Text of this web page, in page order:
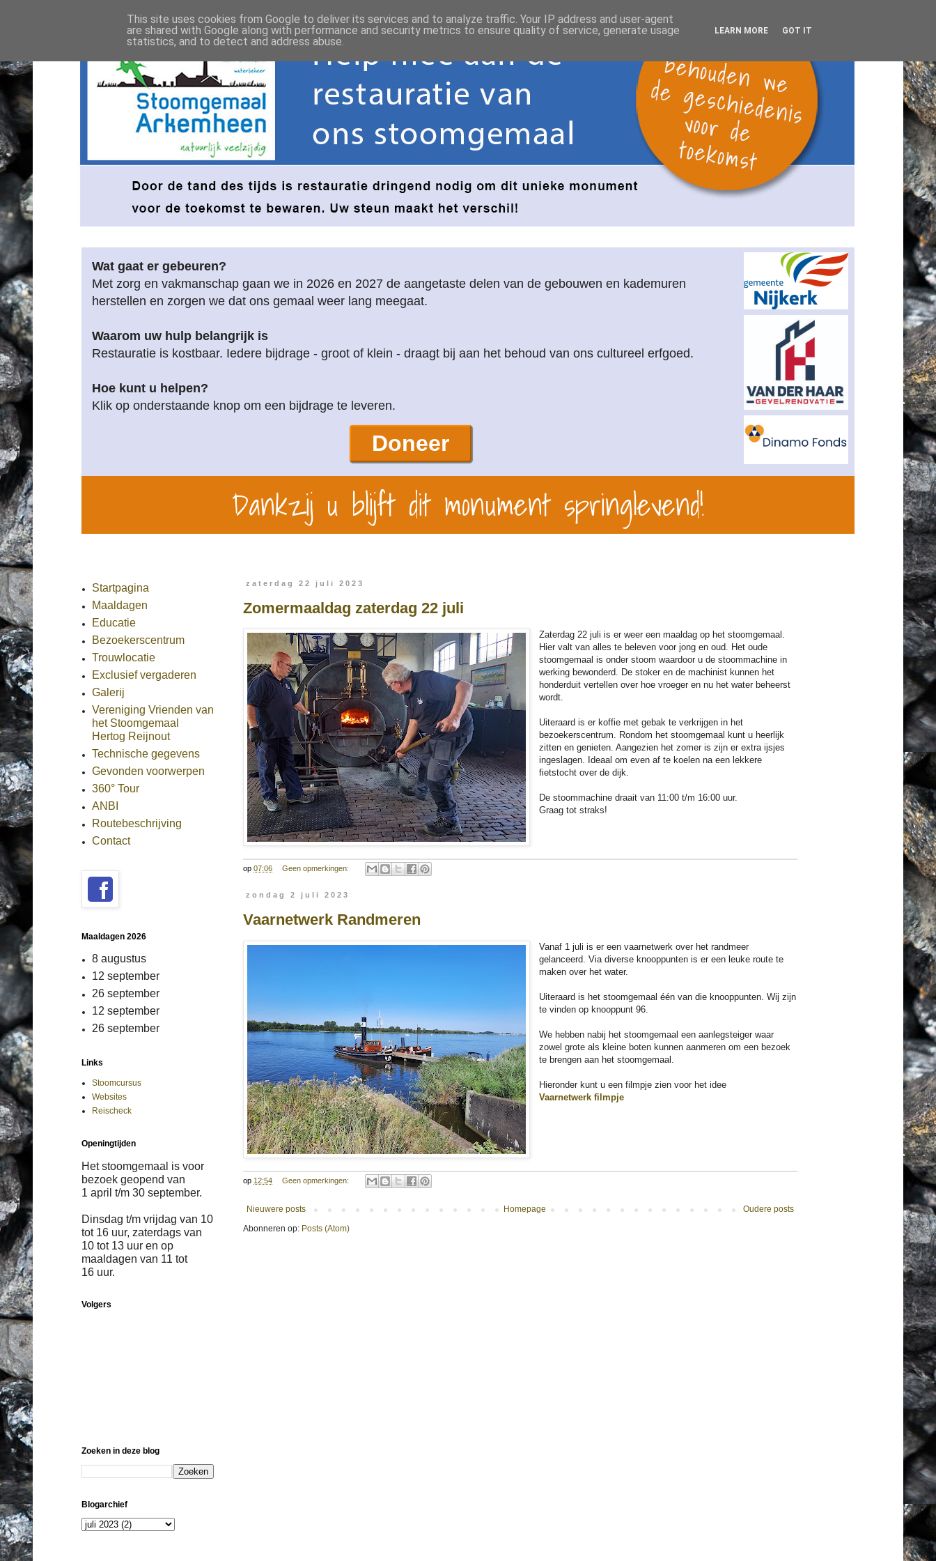
Wat gaat er gebeuren?
Met zorg en vakmanschap gaan we in 2026 en 2027 de aangetaste delen van de gebouwen en kademuren
herstellen en zorgen we dat ons gemaal weer lang meegaat.
Waarom uw hulp belangrijk is
Restauratie is kostbaar. Iedere bijdrage - groot of klein - draagt bij aan het behoud van ons cultureel erfgoed.
Hoe kunt u helpen?
Klik op onderstaande knop om een bijdrage te leveren.
Doneer
Dankzij u blijft dit monument springlevend!
zaterdag 22 juli 2023
Zomermaaldag zaterdag 22 juli
Zaterdag 22 juli is er weer een maaldag op het stoomgemaal.
Hier valt van alles te beleven voor jong en oud. Het oude
stoomgemaal is onder stoom waardoor u de stoommachine in
werking bewonderd. De stoker en de machinist kunnen het
honderduit vertellen over hoe vroeger en nu het water beheerst
wordt.
Uiteraard is er koffie met gebak te verkrijgen in het
bezoekerscentrum. Rondom het stoomgemaal kunt u heerlijk
zitten en genieten. Aangezien het zomer is zijn er extra ijsjes
ingeslagen. Ideaal om even af te koelen na een lekkere
fietstocht over de dijk.
De stoommachine draait van 11:00 t/m 16:00 uur.
Graag tot straks!
op 07:06 Geen opmerkingen:
zondag 2 juli 2023
Vaarnetwerk Randmeren
Vanaf 1 juli is er een vaarnetwerk over het randmeer
gelanceerd. Via diverse knooppunten is er een leuke route te
maken over het water.
Uiteraard is het stoomgemaal één van die knooppunten. Wij zijn
te vinden op knooppunt 96.
We hebben nabij het stoomgemaal een aanlegsteiger waar
zowel grote als kleine boten kunnen aanmeren om een bezoek
te brengen aan het stoomgemaal.
Hieronder kunt u een filmpje zien voor het idee
Vaarnetwerk filmpje
op 12:54 Geen opmerkingen:
Nieuwere posts Oudere posts
Homepage
Abonneren op: Posts (Atom)
Startpagina
Maaldagen
Educatie
Bezoekerscentrum
Trouwlocatie
Exclusief vergaderen
Galerij
Vereniging Vrienden van
het Stoomgemaal
Hertog Reijnout
Technische gegevens
Gevonden voorwerpen
360° Tour
ANBI
Routebeschrijving
Contact
Maaldagen 2026
8 augustus
12 september
26 september
12 september
26 september
Links
Stoomcursus
Websites
Reischeck
Openingtijden
Het stoomgemaal is voor
bezoek geopend van
1 april t/m 30 september.
Dinsdag t/m vrijdag van 10
tot 16 uur, zaterdags van
10 tot 13 uur en op
maaldagen van 11 tot
16 uur.
Volgers
Zoeken in deze blog
Blogarchief
This site uses cookies from Google to deliver its services and to analyze traffic. Your IP address and user-agent
are shared with Google along with performance and security metrics to ensure quality of service, generate usage
statistics, and to detect and address abuse.
LEARN MORE GOT IT